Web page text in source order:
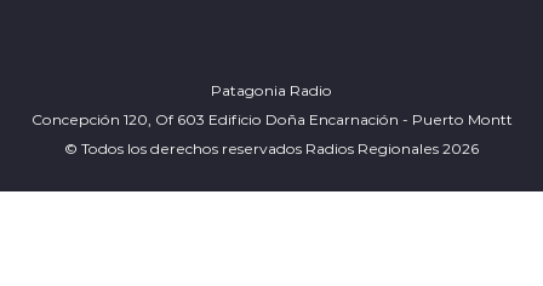
Patagonia Radio
Concepción 120, Of 603 Edificio Doña Encarnación - Puerto Montt
© Todos los derechos reservados Radios Regionales 2026